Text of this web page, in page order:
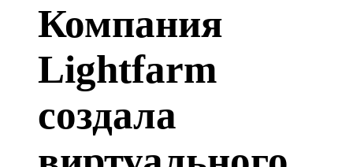
Компания
Lightfarm
создала